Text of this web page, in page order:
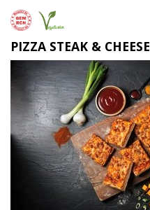
PIZZA STEAK & CHEESE